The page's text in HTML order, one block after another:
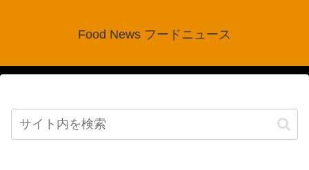
Food News フードニュース